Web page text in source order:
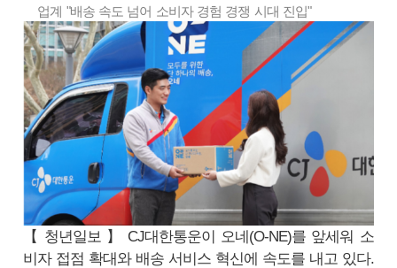
업계 "배송 속도 넘어 소비자 경험 경쟁 시대 진입"
【 청년일보 】 CJ대한통운이 오네(O-NE)를 앞세워 소
비자 접점 확대와 배송 서비스 혁신에 속도를 내고 있다.